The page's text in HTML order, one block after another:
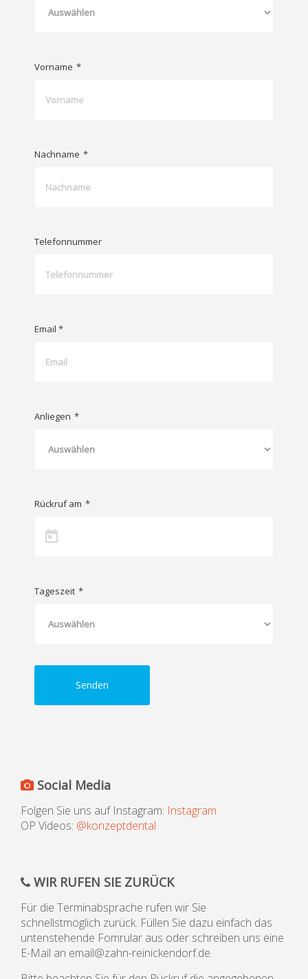
Vorname *
Nachname *
Telefonnummer
Email *
Anliegen *
Rückruf am *
Tageszeit *
Senden
Social Media
Folgen Sie uns auf Instagram: Instagram
OP Videos: @konzeptdental
WIR RUFEN SIE ZURÜCK
Für die Terminabsprache rufen wir Sie
schnellstmöglich zurück. Füllen Sie dazu einfach das
untenstehende Fomrular aus oder schreiben uns eine
E-Mail an email@zahn-reinickendorf.de.